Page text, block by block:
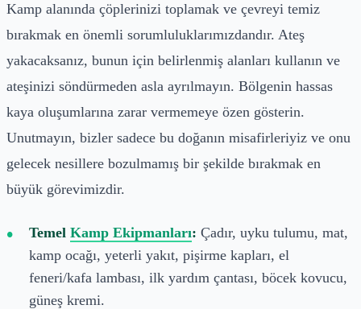
Kamp alanında çöplerinizi toplamak ve çevreyi temiz
bırakmak en önemli sorumluluklarımızdandır. Ateş
yakacaksanız, bunun için belirlenmiş alanları kullanın ve
ateşinizi söndürmeden asla ayrılmayın. Bölgenin hassas
kaya oluşumlarına zarar vermemeye özen gösterin.
Unutmayın, bizler sadece bu doğanın misafirleriyiz ve onu
gelecek nesillere bozulmamış bir şekilde bırakmak en
büyük görevimizdir.
Temel Kamp Ekipmanları: Çadır, uyku tulumu, mat,
kamp ocağı, yeterli yakıt, pişirme kapları, el
feneri/kafa lambası, ilk yardım çantası, böcek kovucu,
güneş kremi.